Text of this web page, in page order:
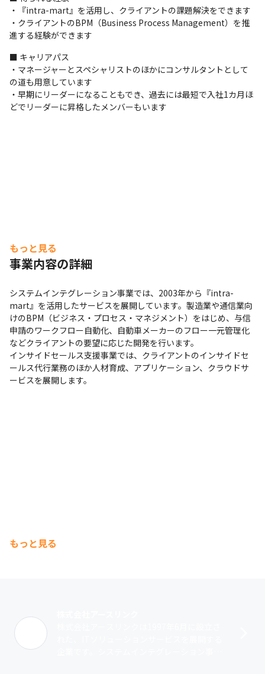
・『intra-mart』を活用し、クライアントの課題解決をできます
・クライアントのBPM（Business Process Management）を推
進する経験ができます
■ キャリアパス
・マネージャーとスペシャリストのほかにコンサルタントとして
の道も用意しています
・早期にリーダーになることもでき、過去には最短で入社1カ月ほ
どでリーダーに昇格したメンバーもいます
もっと見る
事業内容の詳細
システムインテグレーション事業では、2003年から『intra-
mart』を活用したサービスを展開しています。製造業や通信業向
けのBPM（ビジネス・プロセス・マネジメント）をはじめ、与信
申請のワークフロー自動化、自動車メーカーのフロー一元管理化
などクライアントの要望に応じた開発を行います。
インサイドセールス支援事業では、クライアントのインサイドセ
ールス代行業務のほか人材育成、アプリケーション、クラウドサ
ービスを展開します。
もっと見る